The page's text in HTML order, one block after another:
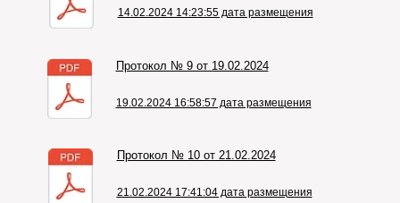
14.02.2024 14:23:55 дата размещения
Протокол № 9 от 19.02.2024
19.02.2024 16:58:57 дата размещения
Протокол № 10 от 21.02.2024
21.02.2024 17:41:04 дата размещения